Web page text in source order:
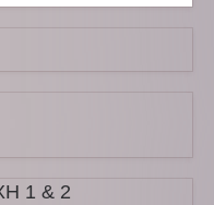
1 & 2